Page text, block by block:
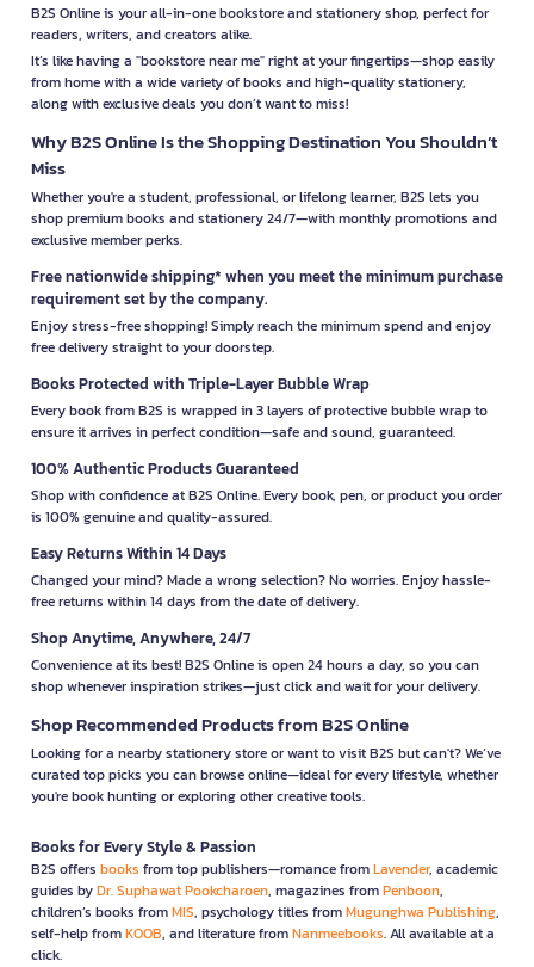
B2S Online is your all-in-one bookstore and stationery shop, perfect for
readers, writers, and creators alike.
It’s like having a "bookstore near me" right at your fingertips—shop easily
from home with a wide variety of books and high-quality stationery,
along with exclusive deals you don’t want to miss!
Why B2S Online Is the Shopping Destination You Shouldn’t
Miss
Whether you're a student, professional, or lifelong learner, B2S lets you
shop premium books and stationery 24/7—with monthly promotions and
exclusive member perks.
Free nationwide shipping* when you meet the minimum purchase
requirement set by the company.
Enjoy stress-free shopping! Simply reach the minimum spend and enjoy
free delivery straight to your doorstep.
Books Protected with Triple-Layer Bubble Wrap
Every book from B2S is wrapped in 3 layers of protective bubble wrap to
ensure it arrives in perfect condition—safe and sound, guaranteed.
100% Authentic Products Guaranteed
Shop with confidence at B2S Online. Every book, pen, or product you order
is 100% genuine and quality-assured.
Easy Returns Within 14 Days
Changed your mind? Made a wrong selection? No worries. Enjoy hassle-
free returns within 14 days from the date of delivery.
Shop Anytime, Anywhere, 24/7
Convenience at its best! B2S Online is open 24 hours a day, so you can
shop whenever inspiration strikes—just click and wait for your delivery.
Shop Recommended Products from B2S Online
Looking for a nearby stationery store or want to visit B2S but can't? We’ve
curated top picks you can browse online—ideal for every lifestyle, whether
you're book hunting or exploring other creative tools.
Books for Every Style & Passion
B2S offers books from top publishers—romance fromLavender, academic
guides byDr. Suphawat Pookcharoen, magazines fromPenboon,
children’s books fromMIS, psychology titles fromMugunghwa Publishing,
self-help fromKOOB, and literature fromNanmeebooks. All available at a
click.